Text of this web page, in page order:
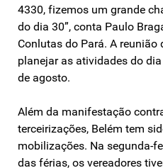
4330, fizemos um grande
do dia 30”, conta Paulo
Conlutas do Pará. A
planejar as atividades do
de agosto.
Além da manifestação
terceirizações, Belém tem
mobilizações. Na segunda-
das férias, os vereadores